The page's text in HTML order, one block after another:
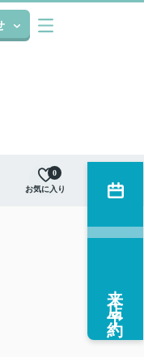
お気に入り
0
来店予約